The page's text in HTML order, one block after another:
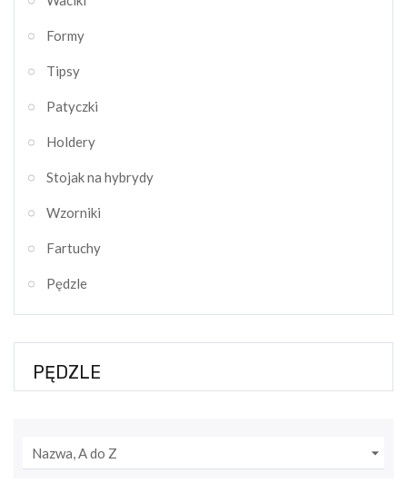
Formy
Tipsy
Patyczki
Holdery
Stojak na hybrydy
Wzorniki
Fartuchy
Pędzle
PĘDZLE
Nazwa, A do Z 